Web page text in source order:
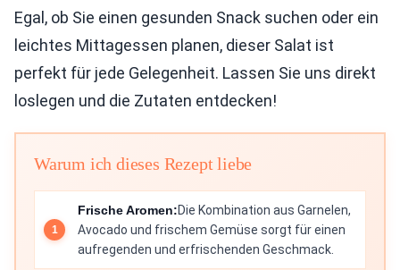
Egal, ob Sie einen gesunden Snack suchen oder ein
leichtes Mittagessen planen, dieser Salat ist
perfekt für jede Gelegenheit. Lassen Sie uns direkt
loslegen und die Zutaten entdecken!
Warum ich dieses Rezept liebe
Frische Aromen:Die Kombination aus Garnelen,
Avocado und frischem Gemüse sorgt für einen
aufregenden und erfrischenden Geschmack.